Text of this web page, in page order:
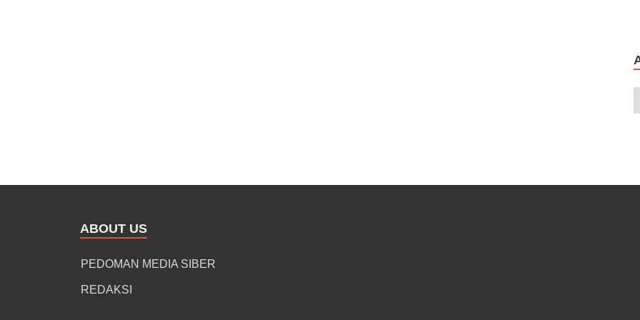
ABOUT US
PEDOMAN MEDIA SIBER
REDAKSI